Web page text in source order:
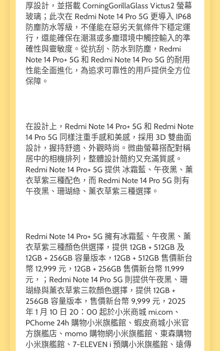
厚設計，並搭載 CorningGorillaGlass Victus2 螢幕
玻璃；此次在 Redmi Note 14 Pro 5G 更導入 IP68
防塵防水等級，不僅能在惡劣天氣條件下穩定運
行，還能確保在潮濕或多塵環境中觸控輸入的準
確性與靈敏度。從抗刮、防水到防塵，Redmi
Note 14 Pro+ 5G 和 Redmi Note 14 Pro 5G 的耐用
性能全面進化，為追求可靠性的用戶提供全方位
保障。
在設計上，Redmi Note 14 Pro+ 5G 和 Redmi Note
14 Pro 5G 同樣注重手感和美感，採用 3D 雙曲面
設計，握持舒適、外觀時尚。微曲螢幕搭配對稱
居中的相機排列，整體設計簡約又充滿質感。
Redmi Note 14 Pro+ 5G 提供 冰霜藍、午夜黑、薰
衣草紫三種配色，而 Redmi Note 14 Pro 5G 則有
午夜黑、珊瑚綠、薰衣草紫三種選擇。
Redmi Note 14 Pro+ 5G 擁有冰霜藍、午夜黑、薰
衣草紫三種顏色供選擇，提供 12GB + 512GB 及
12GB + 256GB 容量版本，12GB + 512GB 售價新台
幣 12,999 元，12GB + 256GB 售價新台幣 11,999
元，；Redmi Note 14 Pro 5G 則提供午夜黑、珊
瑚綠與薰衣草紫三款顏色選擇，提供 12GB +
256GB 容量版本，售價新台幣 9,999 元，2025
年 1 月 10 日 20：00 起於小米商城 mi.com、
PChome 24h 購物小米旗艦館、蝦皮商城小米官
方旗艦店、momo 購物網小米旗艦館、東森購物
小米旗艦館、7-ELEVEN i 預購小米旗艦館、遠傳